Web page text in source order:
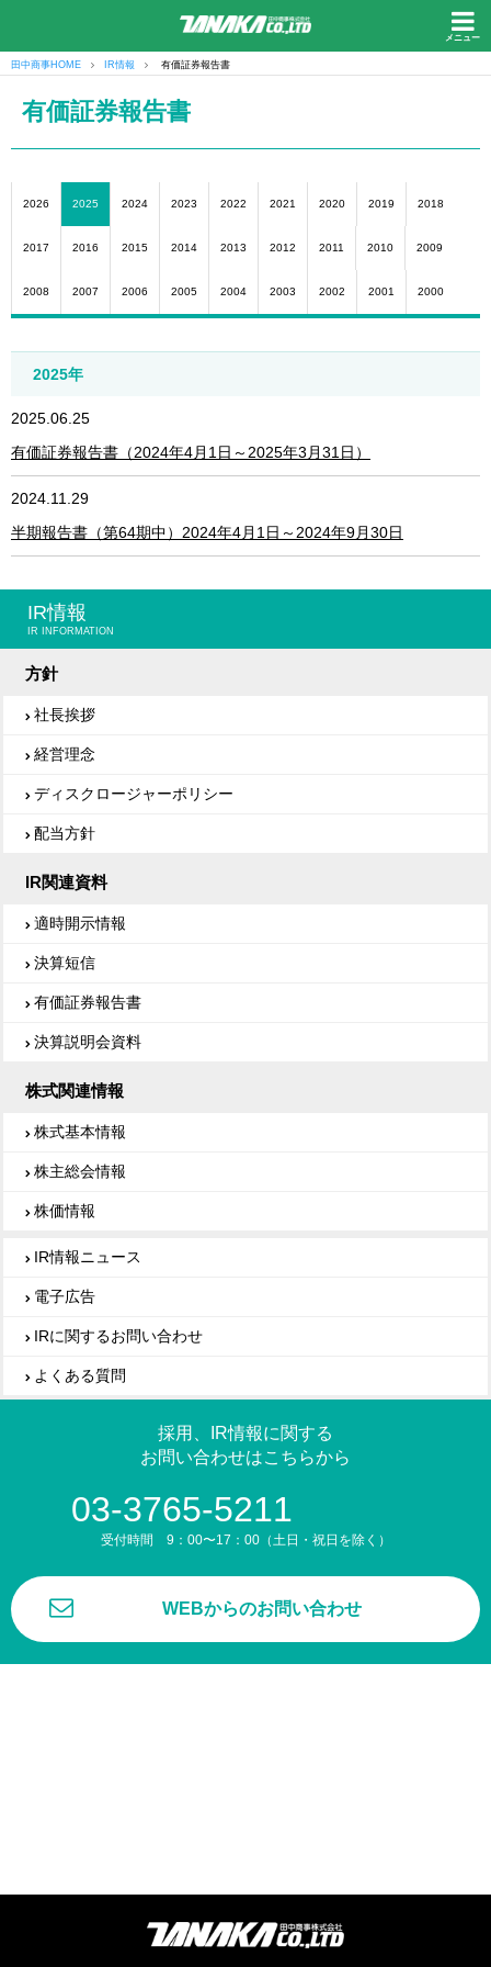
メニュー
田中商事HOME IR情報 有価証券報告書
有価証券報告書
2026 2025 2024 2023 2022 2021 2020 2019 2018
2017 2016 2015 2014 2013 2012 2011 2010 2009
2008 2007 2006 2005 2004 2003 2002 2001 2000
2025年
2025.06.25
有価証券報告書（2024年4月1日～2025年3月31日）
2024.11.29
半期報告書（第64期中）2024年4月1日～2024年9月30日
IR情報
IR INFORMATION
方針
社長挨拶
経営理念
ディスクロージャーポリシー
配当方針
IR関連資料
適時開示情報
決算短信
有価証券報告書
決算説明会資料
株式関連情報
株式基本情報
株主総会情報
株価情報
IR情報ニュース
電子広告
IRに関するお問い合わせ
よくある質問
採用、IR情報に関する
お問い合わせはこちらから
03-3765-5211
受付時間 9：00〜17：00（土日・祝日を除く）
WEBからのお問い合わせ